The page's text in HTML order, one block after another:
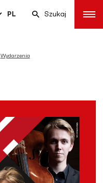
PL Szukaj
Wydarzenia